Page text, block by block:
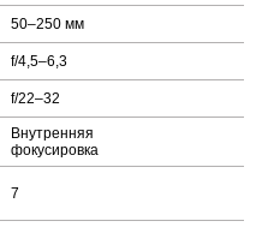
50–250 мм
f/4,5–6,3
f/22–32
Внутренняя
фокусировка
7